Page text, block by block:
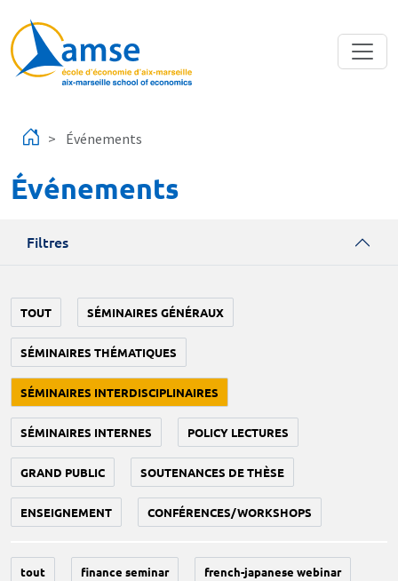
Événements
Événements
Filtres
TOUT SÉMINAIRES GÉNÉRAUX
SÉMINAIRES THÉMATIQUES
SÉMINAIRES INTERDISCIPLINAIRES
SÉMINAIRES INTERNES POLICY LECTURES
GRAND PUBLIC SOUTENANCES DE THÈSE
ENSEIGNEMENT CONFÉRENCES/WORKSHOPS
tout finance seminar french-japanese webinar